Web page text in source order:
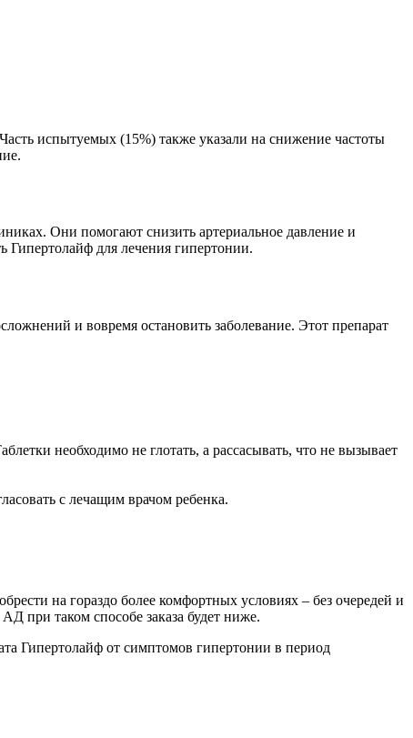
испытуемых (15%) также указали на снижение частоты
Они помогают снизить артериальное давление и
Гипертолайф для лечения гипертонии.
и вовремя остановить заболевание. Этот препарат
необходимо не глотать, а рассасывать, что не вызывает
с лечащим врачом ребенка.
на гораздо более комфортных условиях – без очередей и
при таком способе заказа будет ниже.
Гипертолайф от симптомов гипертонии в период